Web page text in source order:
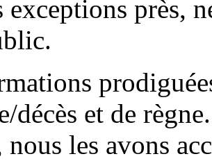
exceptions près,
décès et de
nous les avons